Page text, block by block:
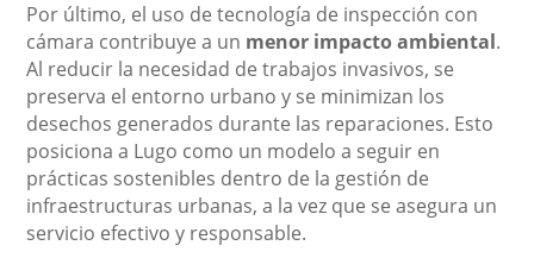
Por último, el uso de tecnología de inspección con
cámara contribuye a un menor impacto ambiental.
Al reducir la necesidad de trabajos invasivos, se
preserva el entorno urbano y se minimizan los
desechos generados durante las reparaciones. Esto
posiciona a Lugo como un modelo a seguir en
prácticas sostenibles dentro de la gestión de
infraestructuras urbanas, a la vez que se asegura un
servicio efectivo y responsable.